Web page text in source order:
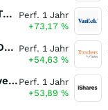
Global X Silver Miners UCITS ETF
Perf. 1 Jahr
+73,17%
Lyxor Euro STOXX Banks (DR) UCITS ETF- Acc Perf. 1 Jahr
+54,63%
UBS (Irl) ETF plc – Solactive Global Pure Gold Miners UCITS ETF - A Dis USD o.N. Perf. 1 Jahr
+53,89%